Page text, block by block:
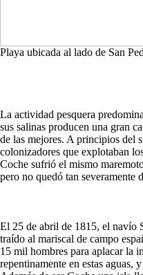
Playa ubicada al lado de San
La actividad pesquera
sus salinas producen una gran
de las mejores. A principios del
colonizadores que explotaban
Coche sufrió el mismo
pero no quedó tan severamente
El 25 de abril de 1815, el navío
traído al mariscal de campo
15 mil hombres para aplacar la
repentinamente en estas aguas,